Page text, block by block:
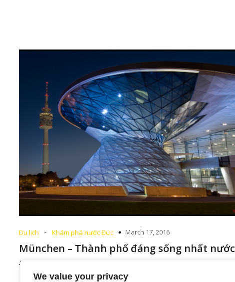
We value your privacy
Du lịch - Khám phá nước Đức March 17, 2016
München – Thành phố đáng sống nhất nước
Đức